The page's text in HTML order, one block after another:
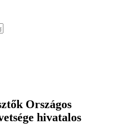
Országos
hivatalos